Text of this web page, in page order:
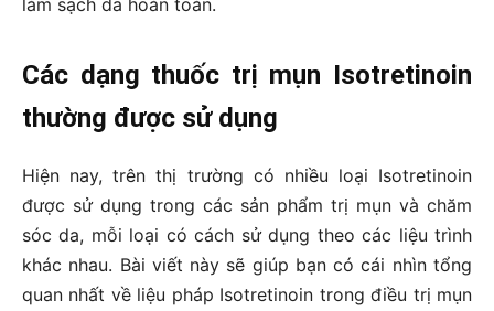
Các dạng thuốc trị mụn Isotretinoin
thường được sử dụng
Hiện nay, trên thị trường có nhiều loại Isotretinoin
được sử dụng trong các sản phẩm trị mụn và chăm
sóc da, mỗi loại có cách sử dụng theo các liệu trình
khác nhau. Bài viết này sẽ giúp bạn có cái nhìn tổng
quan nhất về liệu pháp Isotretinoin trong điều trị mụn